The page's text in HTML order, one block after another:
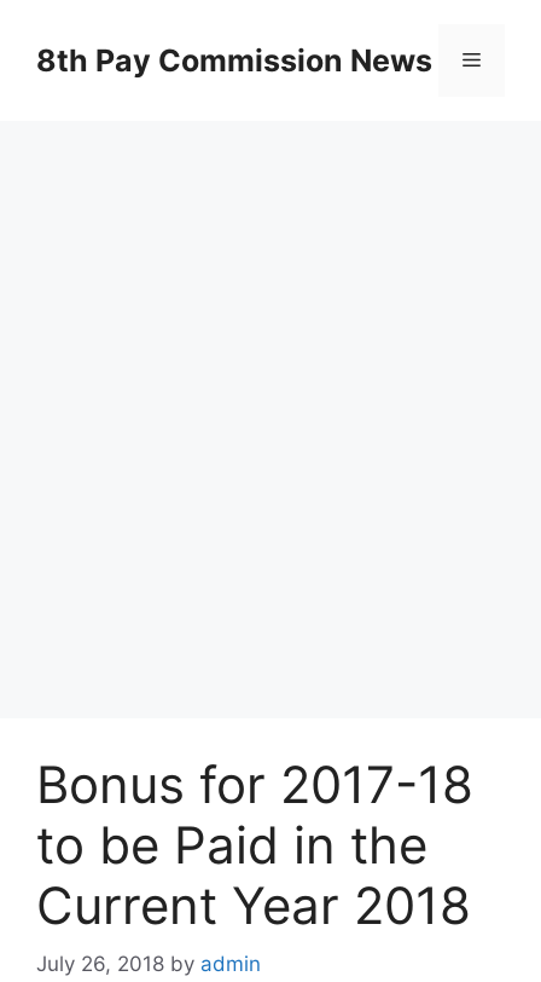
content8th Pay Commission News Menu
Bonus for 2017-18
to be Paid in the
Current Year 2018
July 26, 2018 by admin